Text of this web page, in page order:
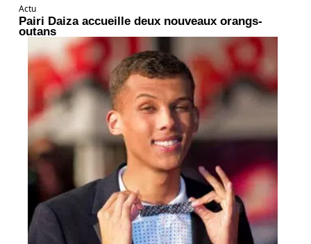
Actu
Pairi Daiza accueille deux nouveaux orangs-
outans